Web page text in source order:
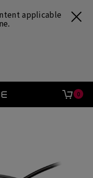
applicable
0